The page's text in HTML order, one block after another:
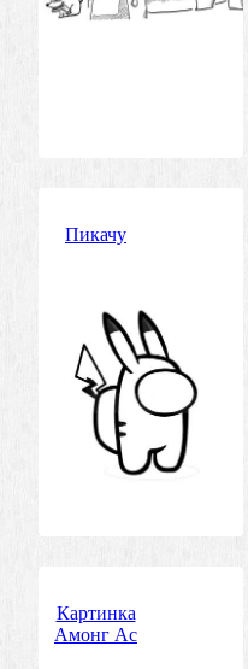
Пикачу
Картинка
Амонг Ас